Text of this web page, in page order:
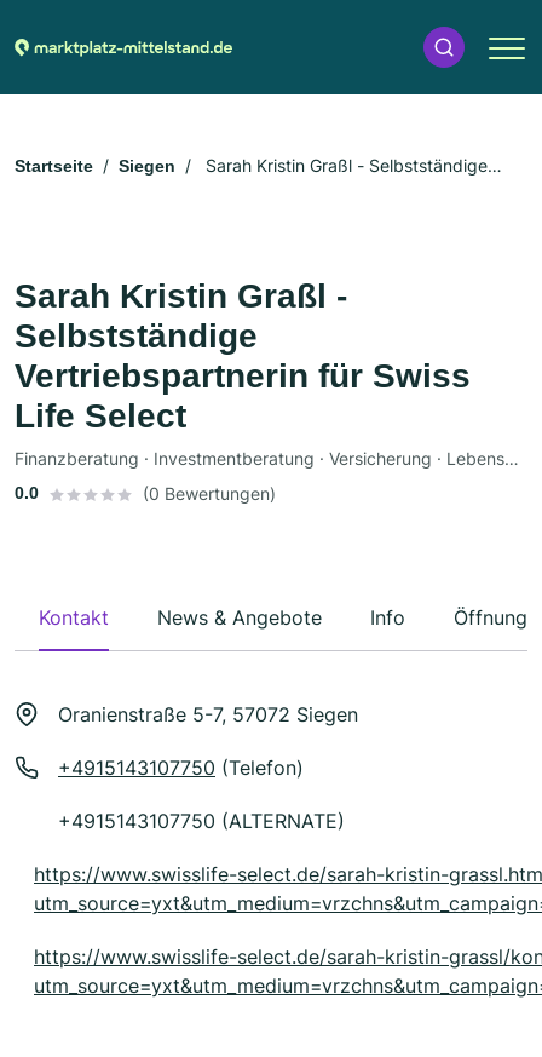
Startseite Siegen
Sarah Kristin Graßl - Selbstständige
Sarah Kristin Graßl -
Selbstständige
Vertriebspartnerin für Swiss
Life Select
Finanzberatung · Investmentberatung · Versicherung · Lebensversicherung · Berufsunfähigkeitsversicherung · Haftpflichtversicherung · Pflegeversicherung
0.0 (0 Bewertungen)
Kontakt News & Angebote Info
Oranienstraße 5-7, 57072 Siegen
+4915143107750 (Telefon)
+4915143107750 (ALTERNATE)
https://www.swisslife-select.de/sarah-kristin-
https://www.swisslife-select.de/sarah-kristin-grassl/